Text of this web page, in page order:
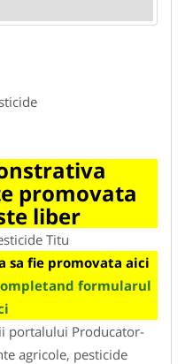
promovata
liber
Titu
sa fie promovata aici
formularul
portalului Producator-
agricole, pesticide